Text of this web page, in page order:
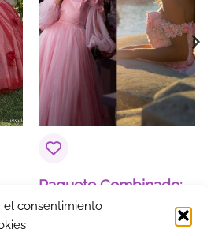
el consentimiento
Paquete Combinado:
Sesión Fotográfica en
Exterior y Fiesta de 15